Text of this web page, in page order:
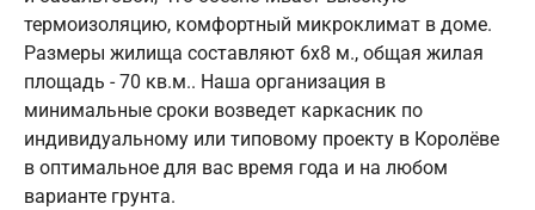
термоизоляцию, комфортный микроклимат в доме.
Размеры жилища составляют 6х8 м., общая жилая
площадь - 70 кв.м.. Наша организация в
минимальные сроки возведет каркасник по
индивидуальному или типовому проекту в Королёве
в оптимальное для вас время года и на любом
варианте грунта.